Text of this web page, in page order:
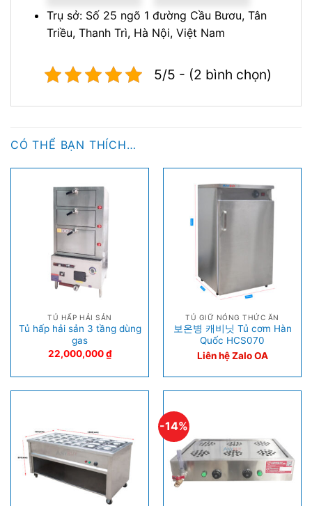
Trụ sở: Số 25 ngõ 1 đường Cầu Bươu, Tân
Triều, Thanh Trì, Hà Nội, Việt Nam
5/5 - (2 bình chọn)
CÓ THỂ BẠN THÍCH…
TỦ HẤP HẢI SẢN
Tủ hấp hải sản 3 tầng dùng
gas
22,000,000₫
TỦ GIỮ NÓNG THỨC ĂN
보온병 캐비닛 Tủ cơm Hàn
Quốc HCS070
Liên hệ Zalo OA
-14%